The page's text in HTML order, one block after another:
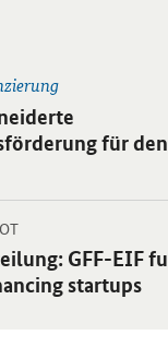
für den
-
GFF-EIF
startups